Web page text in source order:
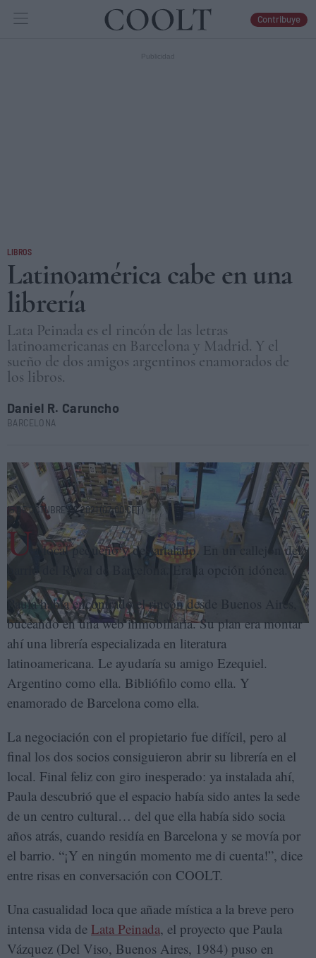
IDEAS
Contribuye
LIBROS
Latinoamérica cabe en una
librería
Lata Peinada es el rincón de las letras
latinoamericanas en Barcelona y Madrid. Y el
sueño de dos amigos argentinos enamorados de
los libros.
Daniel R. Caruncho
BARCELONA
Paula Vázquez, socia fundadora de la librería Lata Peinada, en el local
de Barcelona. D. R. C.
15 DE OCTUBRE DE 2021 (07:00 CET)
Un local pequeño y destartalado. En un callejón del
barrio del Raval de Barcelona. Era la opción idónea.
Paula había encontrado el rincón desde Buenos Aires,
buceando en una web inmobiliaria. Su plan era montar
ahí una librería especializada en literatura
latinoamericana. Le ayudaría su amigo Ezequiel.
Argentino como ella. Bibliófilo como ella. Y
enamorado de Barcelona como ella.
La negociación con el propietario fue difícil, pero al
final los dos socios consiguieron abrir su librería en el
local. Final feliz con giro inesperado: ya instalada ahí,
Paula descubrió que el espacio había sido antes la sede
de un centro cultural… del que ella había sido socia
años atrás, cuando residía en Barcelona y se movía por
el barrio. “¡Y en ningún momento me di cuenta!”, dice
entre risas en conversación con COOLT.
Una casualidad loca que añade mística a la breve pero
intensa vida de Lata Peinada, el proyecto que Paula
Vázquez (Del Viso, Buenos Aires, 1984) puso en